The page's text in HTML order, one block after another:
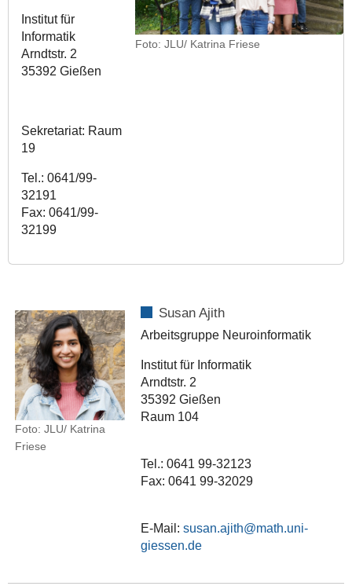
Foto: JLU/ Katrina Friese
Institut für
Informatik
Arndtstr. 2
35392 Gießen
Sekretariat: Raum
19
Tel.: 0641/99-
32191
Fax: 0641/99-
32199
Foto: JLU/ Katrina
Friese
Susan Ajith
Arbeitsgruppe Neuroinformatik
Institut für Informatik
Arndtstr. 2
35392 Gießen
Raum 104
Tel.: 0641 99-32123
Fax: 0641 99-32029
E-Mail:susan.ajith